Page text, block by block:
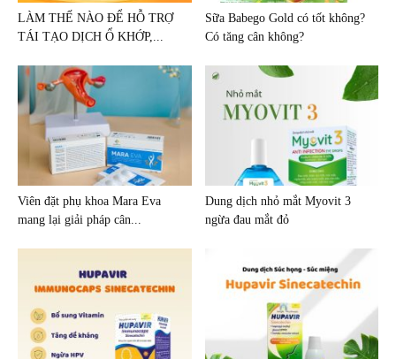
LÀM THẾ NÀO ĐỂ HỖ TRỢ
TÁI TẠO DỊCH Ổ KHỚP,...
Sữa Babego Gold có tốt không?
Có tăng cân không?
Viên đặt phụ khoa Mara Eva
mang lại giải pháp cân...
Dung dịch nhỏ mắt Myovit 3
ngừa đau mắt đỏ